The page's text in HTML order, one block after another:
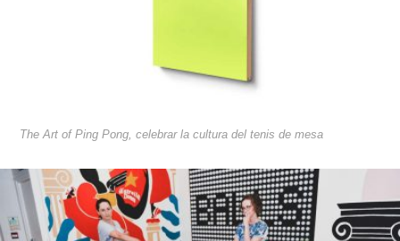
The Art of Ping Pong, celebrar la cultura del tenis de mesa